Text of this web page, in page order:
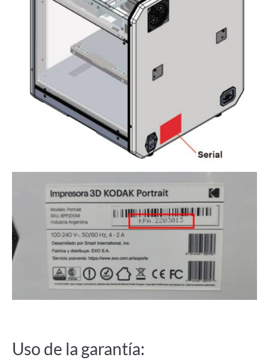
Uso de la garantía: